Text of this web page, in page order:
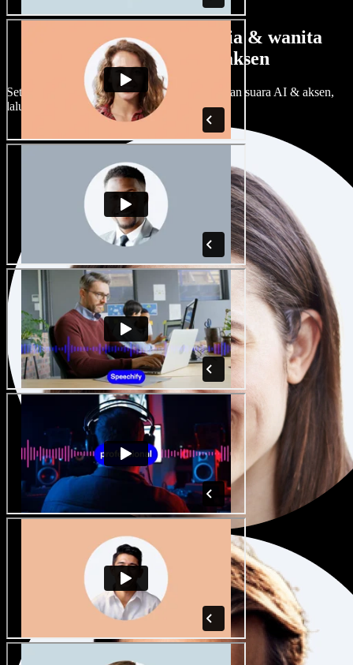
Banyak pilihan suara pria & wanita
dengan berbagai aksen
Setiap proyek bisa terdengar beda. Pilih ratusan suara AI & aksen,
lalu sesuaikan sesuka Anda.